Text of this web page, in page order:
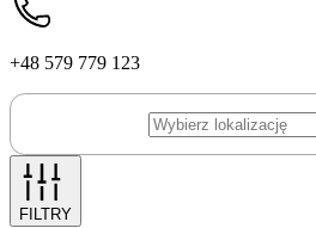
+48 579 779 123
FILTRY